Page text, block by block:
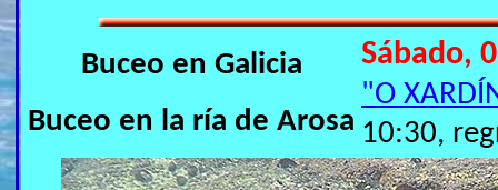
Buceo en Galicia
Buceo en la ría de Arosa
Sábado,
"O
10:30,